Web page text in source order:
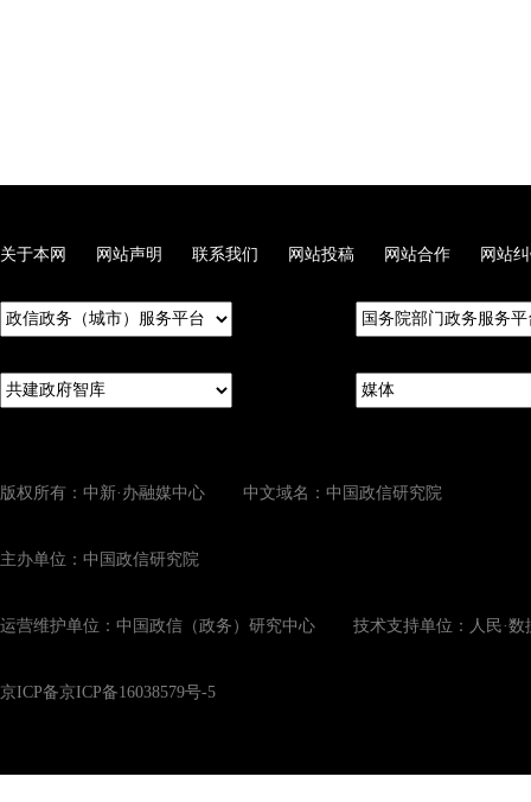
关于本网 网站声明 联系我们 网站投稿 网站合作 网站
版权所有：中新·办融媒中心 中文域名：中国政信研究院
主办单位：中国政信研究院
运营维护单位：中国政信（政务）研究中心 技术支持单位：人民·数
京ICP备京ICP备16038579号-5